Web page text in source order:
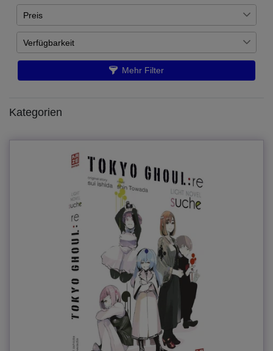
Preis
€ ― €
Übernehmen
Verfügbarkeit
Auf Lager 15
Artikel ist nachbestellt 2
Mehr Filter
Kategorien